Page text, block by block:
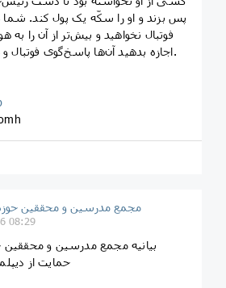
پس بزند و او را سکّه یک پول کند. شما
فوتبال نخواهید و بیش‌تر از آن را
اجازه بدهید آن‌ها پاسخ‌گوی فوتبال و غیرفوتبال خود باشند.
مجمع مدرسین و محققین
08:29
حمایت از